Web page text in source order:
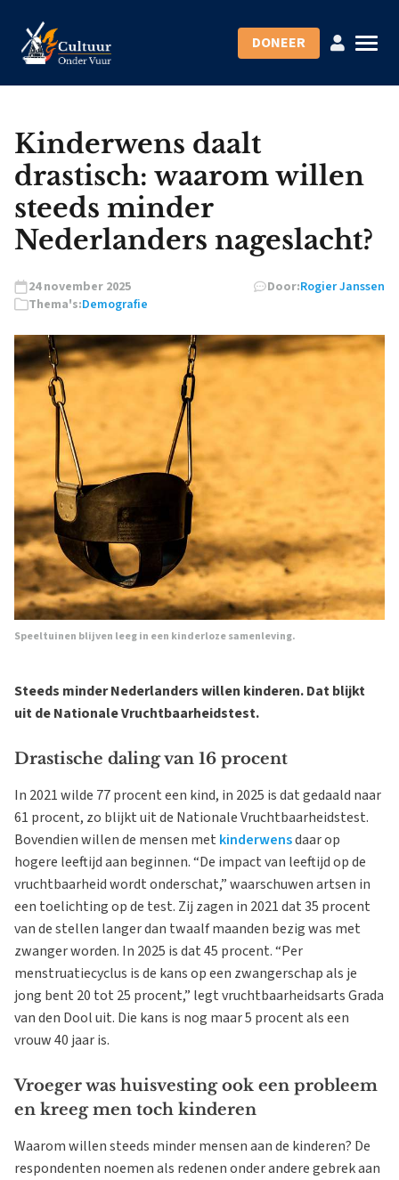
DONEER
Kinderwens daalt
drastisch: waarom willen
steeds minder
Nederlanders nageslacht?
24 november 2025 Door:Rogier Janssen
Thema's:Demografie
Speeltuinen blijven leeg in een kinderloze samenleving.
Steeds minder Nederlanders willen kinderen. Dat blijkt
uit de Nationale Vruchtbaarheidstest.
Drastische daling van 16 procent
In 2021 wilde 77 procent een kind, in 2025 is dat gedaald naar
61 procent, zo blijkt uit de Nationale Vruchtbaarheidstest.
Bovendien willen de mensen met kinderwensdaar op
hogere leeftijd aan beginnen. “De impact van leeftijd op de
vruchtbaarheid wordt onderschat,” waarschuwen artsen in
een toelichting op de test. Zij zagen in 2021 dat 35 procent
van de stellen langer dan twaalf maanden bezig was met
zwanger worden. In 2025 is dat 45 procent. “Per
menstruatiecyclus is de kans op een zwangerschap als je
jong bent 20 tot 25 procent,” legt vruchtbaarheidsarts Grada
van den Dool uit. Die kans is nog maar 5 procent als een
vrouw 40 jaar is.
Vroeger was huisvesting ook een probleem
en kreeg men toch kinderen
Waarom willen steeds minder mensen aan de kinderen? De
respondenten noemen als redenen onder andere gebrek aan